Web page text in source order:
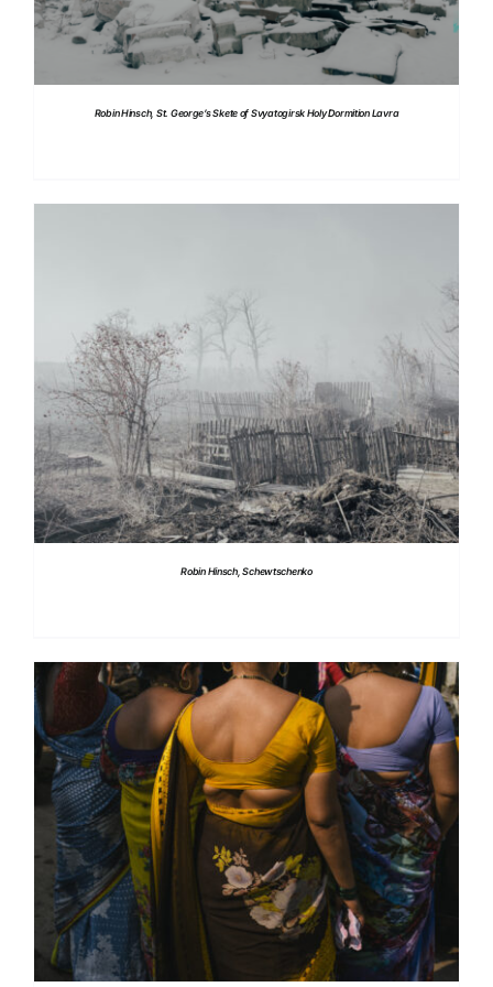
Robin Hinsch, St. George’s Skete of Svyatogirsk Holy Dormition Lavra
DETTAGLI
Robin Hinsch, Schewtschenko
DETTAGLI